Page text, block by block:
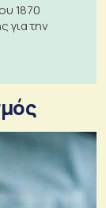
1870
για την